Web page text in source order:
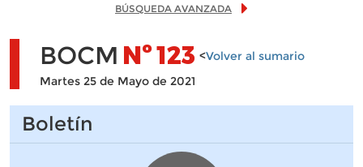
BÚSQUEDA AVANZADA
BOCM Nº123 <Volver al sumario
Martes 25 de Mayo de 2021
Boletín